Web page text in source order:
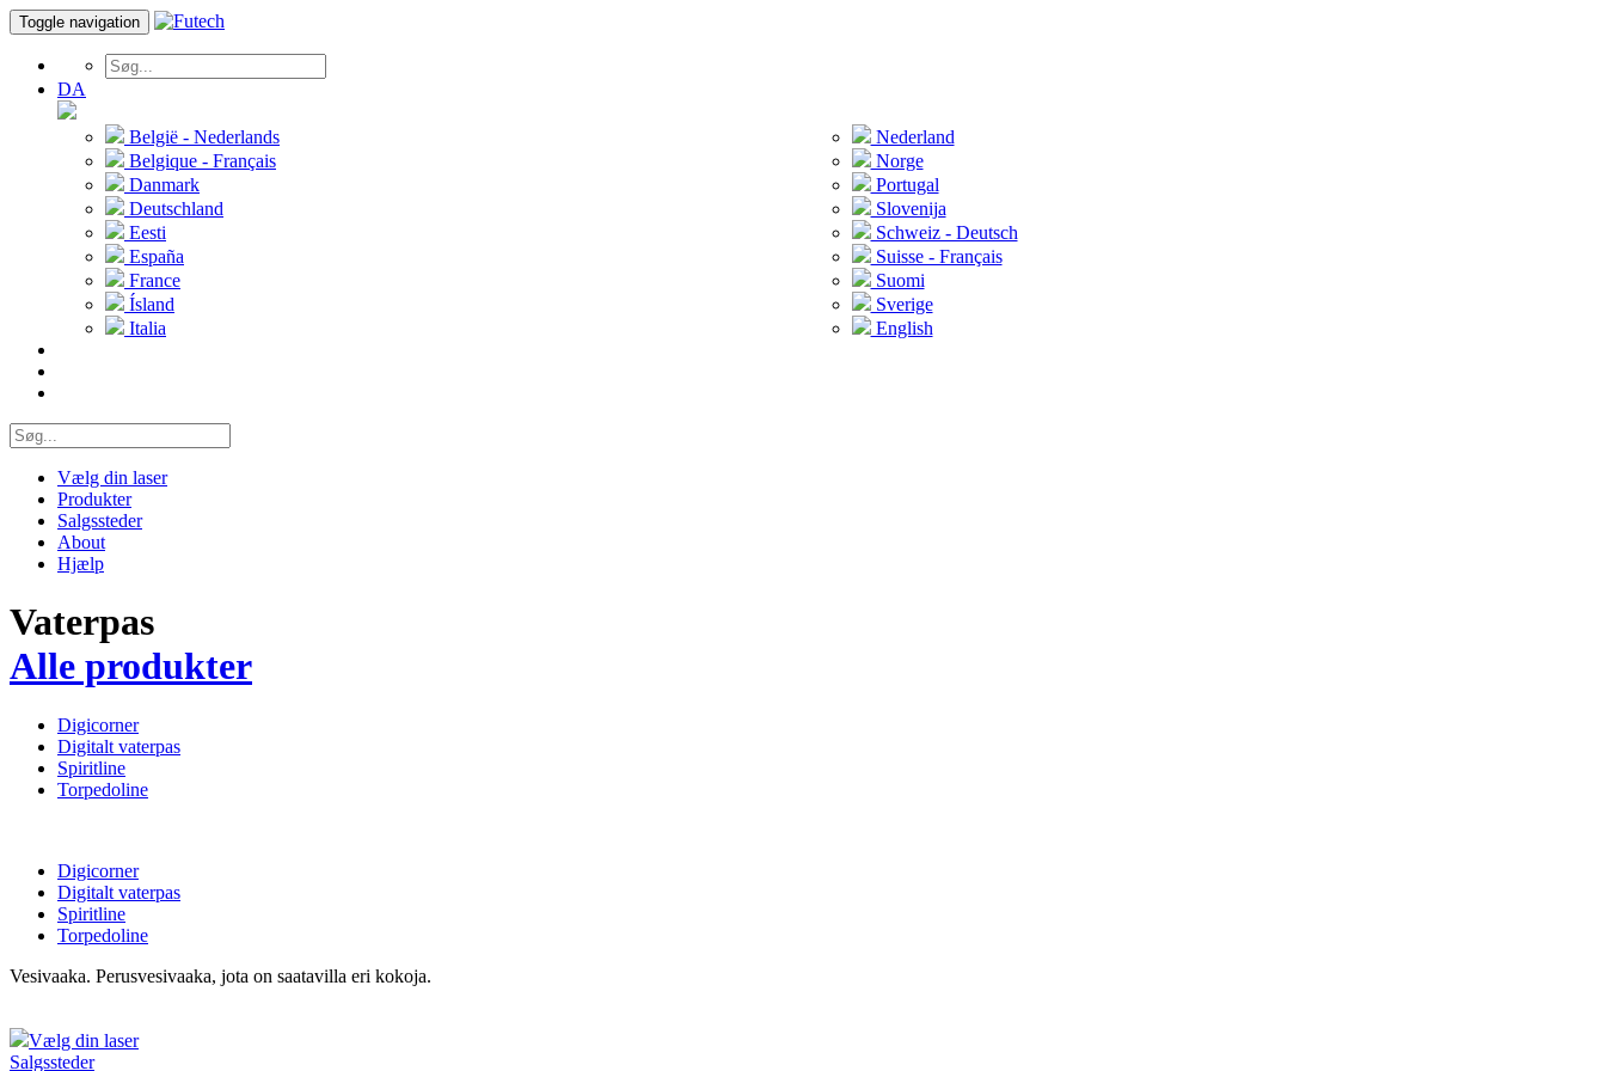
Toggle navigation
DA
België - Nederlands
Belgique - Français
Danmark
Deutschland
Eesti
España
France
Ísland
Italia
Nederland
Norge
Portugal
Slovenija
Schweiz - Deutsch
Suisse - Français
Suomi
Sverige
English
Vælg din laser
Produkter
Salgssteder
About
Hjælp
Vaterpas
Alle produkter
Digicorner
Digitalt vaterpas
Spiritline
Torpedoline
Digicorner
Digitalt vaterpas
Spiritline
Torpedoline
Vesivaaka. Perusvesivaaka, jota on saatavilla eri kokoja.
Vælg din laser
Salgssteder